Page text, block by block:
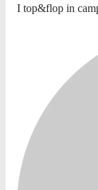
I top&flop in